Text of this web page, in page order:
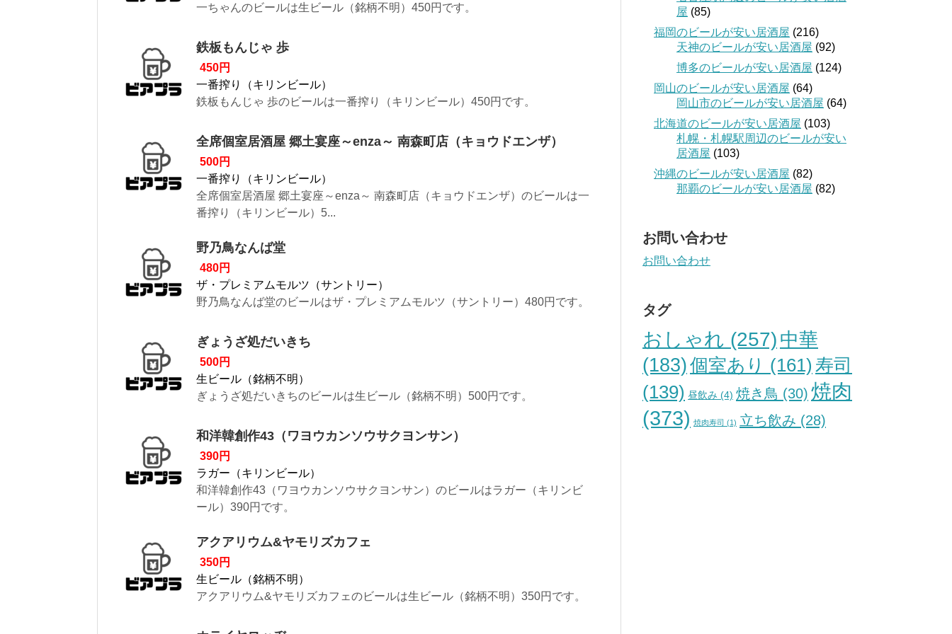
一ちゃんのビールは生ビール（銘柄不明）450円です。
鉄板もんじゃ 歩
450円
一番搾り（キリンビール）
鉄板もんじゃ 歩のビールは一番搾り（キリンビール）450円です。
全席個室居酒屋 郷土宴座～enza～ 南森町店（キョウドエンザ）
500円
一番搾り（キリンビール）
全席個室居酒屋 郷土宴座～enza～ 南森町店（キョウドエンザ）のビールは一
番搾り（キリンビール）5...
野乃鳥なんば堂
480円
ザ・プレミアムモルツ（サントリー）
野乃鳥なんば堂のビールはザ・プレミアムモルツ（サントリー）480円です。
ぎょうざ処だいきち
500円
生ビール（銘柄不明）
ぎょうざ処だいきちのビールは生ビール（銘柄不明）500円です。
和洋韓創作43（ワヨウカンソウサクヨンサン）
390円
ラガー（キリンビール）
和洋韓創作43（ワヨウカンソウサクヨンサン）のビールはラガー（キリンビ
ール）390円です。
アクアリウム&ヤモリズカフェ
350円
生ビール（銘柄不明）
アクアリウム&ヤモリズカフェのビールは生ビール（銘柄不明）350円です。
屋 (85)
福岡のビールが安い居酒屋 (216)
天神のビールが安い居酒屋 (92)
博多のビールが安い居酒屋 (124)
岡山のビールが安い居酒屋 (64)
岡山市のビールが安い居酒屋 (64)
北海道のビールが安い居酒屋 (103)
札幌・札幌駅周辺のビールが安い
居酒屋 (103)
沖縄のビールが安い居酒屋 (82)
那覇のビールが安い居酒屋 (82)
お問い合わせ
お問い合わせ
タグ
おしゃれ (257) 中華
(183)個室あり (161) 寿司
(139) 昼飲み (4) 焼き鳥 (30) 焼肉
(373) 焼肉寿司 (1) 立ち飲み (28)